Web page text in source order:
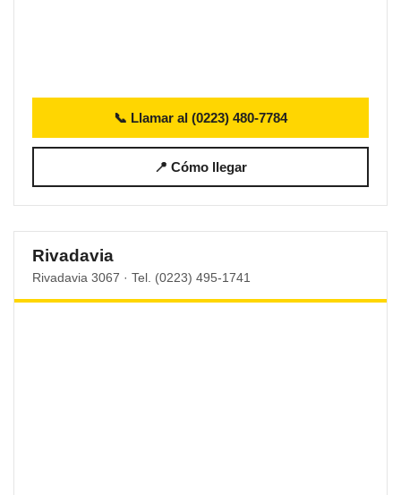
📞 Llamar al (0223) 480-7784
📍 Cómo llegar
Rivadavia
Rivadavia 3067 · Tel. (0223) 495-1741